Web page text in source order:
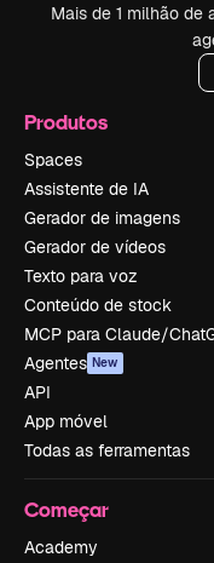
Mais de 1 milhão de
Produtos
Spaces
Assistente de IA
Gerador de imagens
Gerador de vídeos
Texto para voz
Conteúdo de stock
MCP para Claude/
Agentes New
API
App móvel
Todas as ferramentas
Começar
Academy